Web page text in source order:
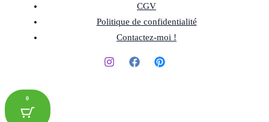
CGV
Politique de confidentialité
Contactez-moi !
0